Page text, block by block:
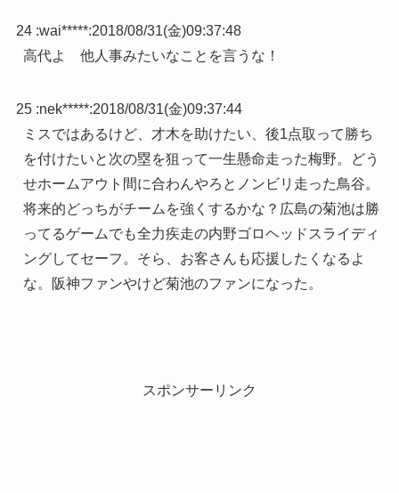
24 :wai*****:2018/08/31(金)09:37:48
高代よ 他人事みたいなことを言うな！
25 :nek*****:2018/08/31(金)09:37:44
ミスではあるけど、才木を助けたい、後1点取って勝ち
を付けたいと次の塁を狙って一生懸命走った梅野。どう
せホームアウト間に合わんやろとノンビリ走った鳥谷。
将来的どっちがチームを強くするかな？広島の菊池は勝
ってるゲームでも全力疾走の内野ゴロヘッドスライディ
ングしてセーフ。そら、お客さんも応援したくなるよ
な。阪神ファンやけど菊池のファンになった。
スポンサーリンク